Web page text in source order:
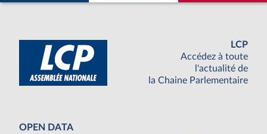
LCP
Accédez à toute
l'actualité de
la Chaine Parlementaire
OPEN DATA